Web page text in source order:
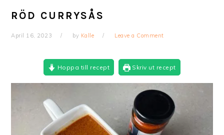
RÖD CURRYSÅS
April 16, 2023 by Kalle Leave a Comment
Hoppa till recept Skriv ut recept